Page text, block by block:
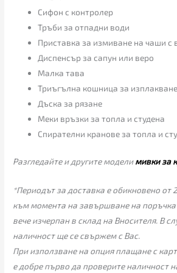
Сифон с контролер
Тръби за отпадни води
Приставка за измиване на чаши с
Диспенсър за сапун или веро
Малка тава
Триъгълна кошница за изплакване
Дъска за рязане
Меки връзки за топла и студена
Спирателни кранове за топла и
Разгледайте и другите моделимивки за
*Периодът за доставка е обикновено от
към момента на завършване на
вече изчерпан в склад на Вносителя. В
наличност ще се свържем с Вас.
При използване на опция плащане с
е добре първо да проверите наличност